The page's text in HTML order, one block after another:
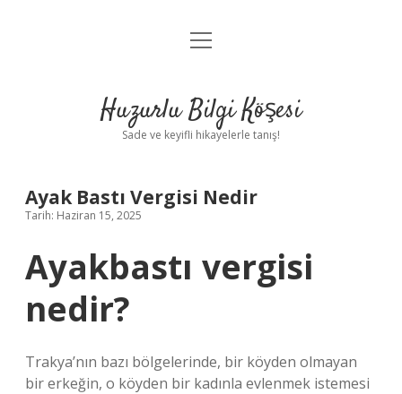
Anasayfa
Yasal Uyarı
menüyü
Huzurlu Bilgi Köşesi
Sade ve keyifli hikayelerle tanış!
Ayak Bastı Vergisi Nedir
Tarih: Haziran 15, 2025
Ayakbastı vergisi
nedir?
Trakya’nın bazı bölgelerinde, bir köyden olmayan
bir erkeğin, o köyden bir kadınla evlenmek istemesi